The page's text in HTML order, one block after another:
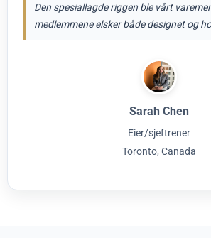
Den spesiallagde riggen ble vårt
medlemmene elsker både designet og
Sarah Chen
Eier/sjeftrener
Toronto, Canada